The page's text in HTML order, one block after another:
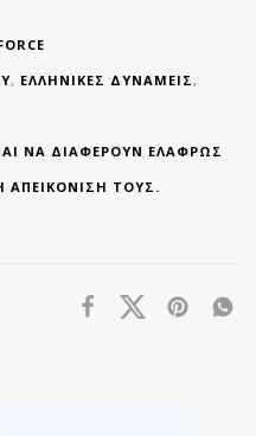
, ΕΛΛΗΝΙΚΈΣ ΔΥΝΆΜΕΙΣ,
ΝΑ ΔΙΑΦΈΡΟΥΝ ΕΛΑΦΡΏΣ
ΤΟΥΣ.